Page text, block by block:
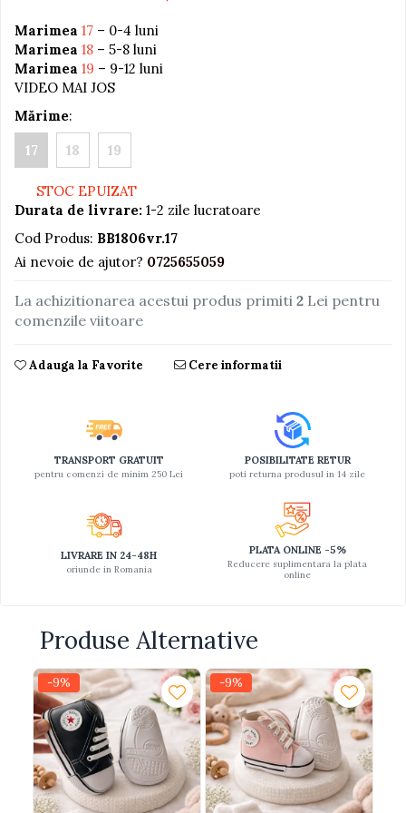
Jucarii educative din lemn
Motociclete
Muzica si instrumente
Pistoale
Plastilina
Proiectoare
Saltelute si centre de activitati
Trenulete
Vehicule de constructii
Marimea 17 – 0-4 luni
Marimea 18 – 5-8 luni
Marimea 19 – 9-12 luni
VIDEO MAI JOS
Mărime:
17
18 19
STOC EPUIZAT
Durata de livrare: 1-2 zile lucratoare
Cod Produs: BB1806vr.17
Ai nevoie de ajutor? 0725655059
La achizitionarea acestui produs primiti 2 Lei pentru
comenzile viitoare
Adauga la Favorite Cere informatii
TRANSPORT GRATUIT
pentru comenzi de minim 250 Lei
POSIBILITATE RETUR
poti returna produsul in 14 zile
LIVRARE IN 24-48H
oriunde in Romania
PLATA ONLINE -5%
Reducere suplimentara la plata
online
Produse Alternative
-9% -9%